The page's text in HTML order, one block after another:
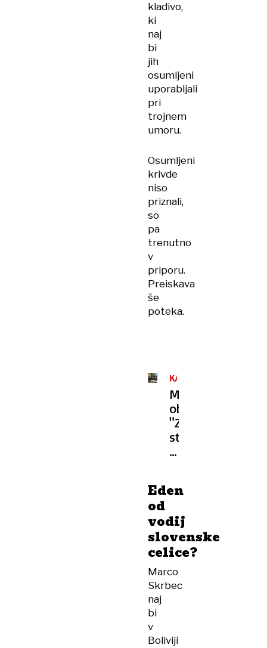
kladivo,
ki
naj
bi
jih
osumljeni
uporabljali
pri
trojnem
umoru.
Osumljeni
krivde
niso
priznali,
so
pa
trenutno
v
priporu.
Preiskava
še
poteka.
KAVAŠKI
KLAN
Mama
obtoženim:
"Zakaj
ste
ga
Dani
vedel,
kje
je
Eden
od
vodij
slovenske
celice?
Marco
Skrbec
naj
bi
v
Boliviji